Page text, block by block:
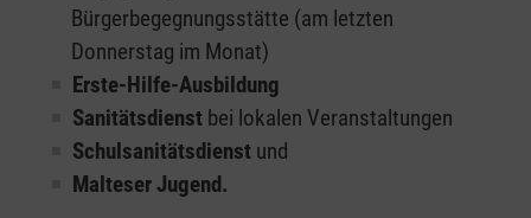
Bürgerbegegnungsstätte (am letzten
Donnerstag im Monat)
Erste-Hilfe-Ausbildung
Sanitätsdienst bei lokalen Veranstaltungen
Schulsanitätsdienst und
Malteser Jugend.